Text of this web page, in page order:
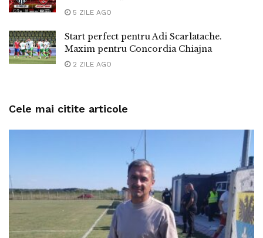
5 ZILE AGO
Start perfect pentru Adi Scarlatache.
Maxim pentru Concordia Chiajna
2 ZILE AGO
Cele mai citite articole